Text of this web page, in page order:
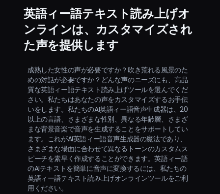
英語ィー語テキスト読み上げオ
ンラインは、カスタマイズされ
た声を提供します
成熟した女性の声が必要ですか？吹き荒れる風景のた
めの対話が必要ですか？どんな声のニーズにも、高品
質な英語ィー語テキスト読み上げツールを選んでくだ
さい。私たちはあなたの声をカスタマイズするお手伝
いをします。私たちのAI英語ィー語音声生成器は、20
以上の言語、さまざまな性別、異なる年齢層、さまざ
まな背景音楽で音声を生成することをサポートしてい
ます。これがAI英語ィー語音声生成器の魔法であり、
さまざまな場面に合わせて異なるトーンのカスタムス
ピーチを素早く作成することができます。英語ィー語
のAIテキストを簡単に音声に変換するには、私たちの
英語ィー語テキスト読み上げオンラインツールをご利
用ください。